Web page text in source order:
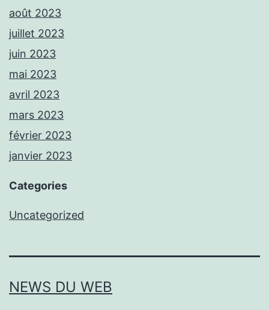
août 2023
juillet 2023
juin 2023
mai 2023
avril 2023
mars 2023
février 2023
janvier 2023
Categories
Uncategorized
NEWS DU WEB